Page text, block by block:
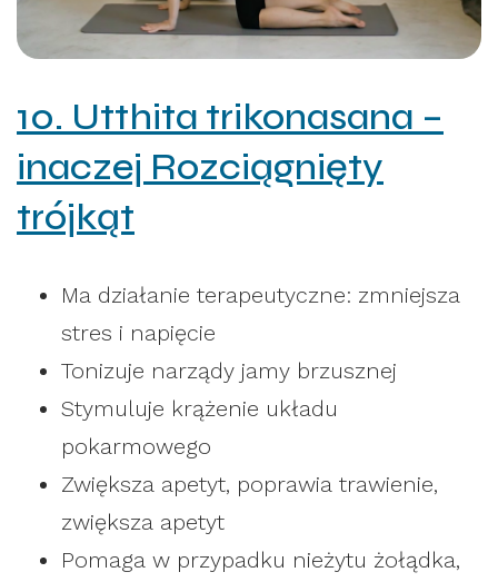
10. Utthita trikonasana –
inaczej Rozciągnięty
trójkąt
Ma działanie terapeutyczne: zmniejsza
stres i napięcie
Tonizuje narządy jamy brzusznej
Stymuluje krążenie układu
pokarmowego
Zwiększa apetyt, poprawia trawienie,
zwiększa apetyt
Pomaga w przypadku nieżytu żołądka,